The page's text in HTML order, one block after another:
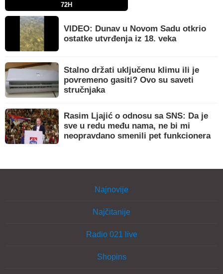
72H
VIDEO: Dunav u Novom Sadu otkrio
ostatke utvrđenja iz 18. veka
Stalno držati uključenu klimu ili je
povremeno gasiti? Ovo su saveti
stručnjaka
Rasim Ljajić o odnosu sa SNS: Da je
sve u redu među nama, ne bi mi
neopravdano smenili pet funkcionera
Najnovije
Najčitanije
Radio 021 live
Shopins